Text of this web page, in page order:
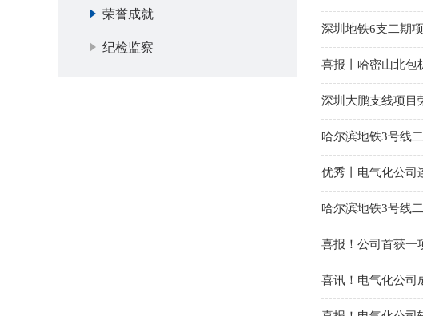
荣誉成就
纪检监察
深圳地铁6支二期
喜报丨哈密山北包
深圳大鹏支线项目
哈尔滨地铁3号线
优秀丨电气化公司
哈尔滨地铁3号线
喜报！公司首获一
喜讯！电气化公司